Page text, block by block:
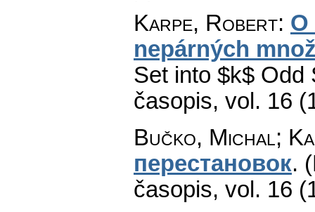
Karpe, Robert: O
nepárných
Set into $k$ Odd
časopis, vol. 16
Bučko, Michal;
перестановок.
časopis, vol. 16